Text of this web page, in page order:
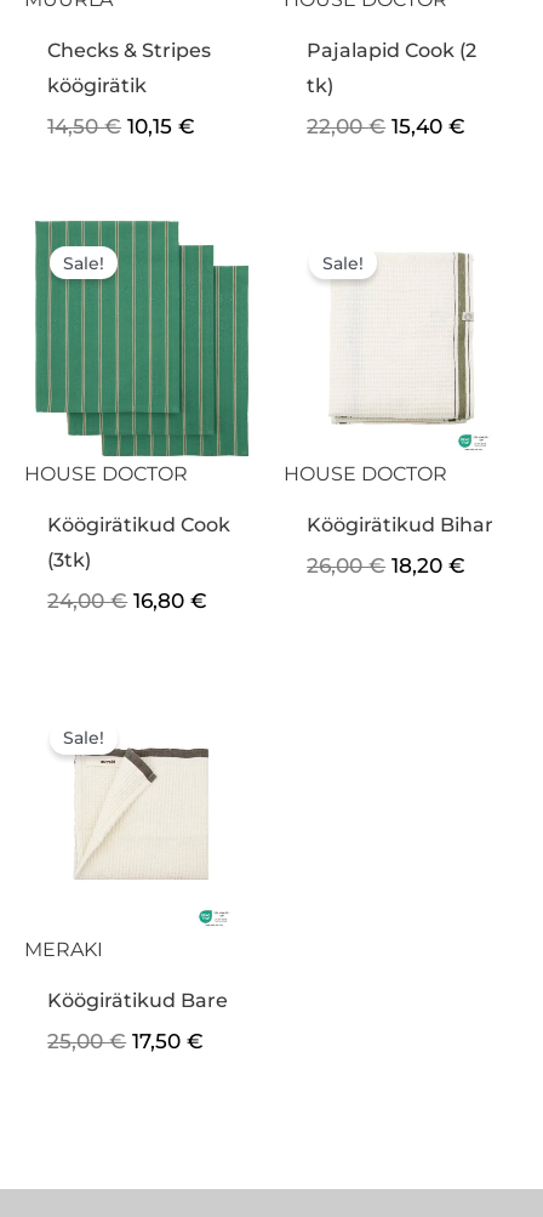
Checks & Stripes
köögirätik
14,50€ 10,15€
Pajalapid Cook (2
tk)
22,00€ 15,40€
HOUSE DOCTOR
Sale!
Köögirätikud Cook
(3tk)
24,00€
Algne
24,00 €.
16,80€
hind
16,80 €.
HOUSE DOCTOR
Sale!
Köögirätikud Bihar
26,00€
hind
26,00 €.
18,20€
hind
on:
18,20 €.
MERAKI
Sale!
Köögirätikud Bare
25,00€
oli:
25,00 €.
17,50€
on: